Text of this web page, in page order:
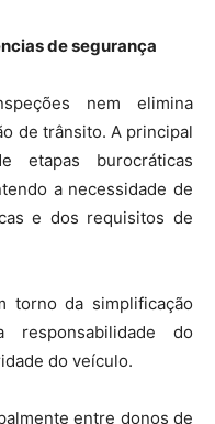
de segurança
nem elimina
de trânsito. A principal
etapas burocráticas
a necessidade de
e dos requisitos de
torno da simplificação
responsabilidade do
do veículo.
entre donos de